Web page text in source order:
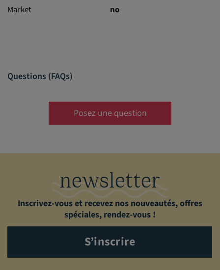
Market
no
Questions (FAQs)
Posez une question
newsletter
Inscrivez-vous et recevez nos nouveautés, offres
spéciales, rendez-vous !
S’inscrire